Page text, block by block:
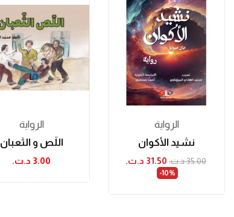
الرواية
اللّص و الثّعبان
3.00 د.ت.‏
الرواية
نشيد الأكوان
35.00 د.ت.‏ 31.50 د.ت.‏
‎-10%